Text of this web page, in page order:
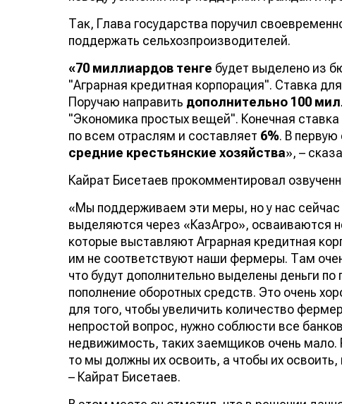
Так, Глава государства поручил
поддержать сельхозпроизводителей.
«70 миллиардов тенге будет выделено из
"Аграрная кредитная корпорация". Ставка
Поручаю направить дополнительно 100
"Экономика простых вещей". Конечная
по всем отраслям и составляет 6%. В
средние крестьянские хозяйства», –
Кайрат Бисетаев прокомментировал
«Мы поддерживаем эти меры, но у нас сейчас
выделяются через «КазАгро», осваиваются
которые выставляют Аграрная кредитная
им не соответствуют наши фермеры. Там
что будут дополнительно выделены деньги
пополнение оборотных средств. Это очень
для того, чтобы увеличить количество
непростой вопрос, нужно соблюсти все
недвижимость, таких заемщиков очень мало.
то мы должны их освоить, а чтобы их
– Кайрат Бисетаев.